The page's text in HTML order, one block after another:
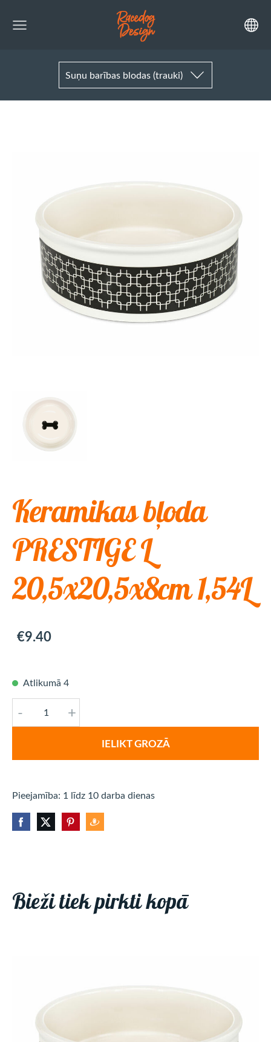
Suņu barības blodas (trauki)
Keramikas bļoda
PRESTIGE L
20,5x20,5x8cm 1,54L
€9.40
Atlikumā 4
- +
IELIKT GROZĀ
Pieejamība: 1 līdz 10 darba dienas
Bieži tiek pirkti kopā